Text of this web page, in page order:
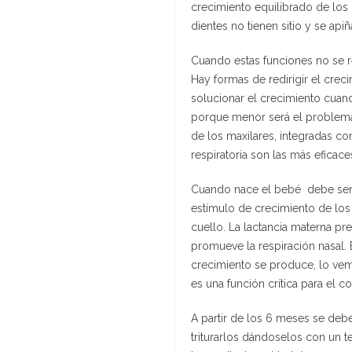
crecimiento equilibrado de los
dientes no tienen sitio y se
Cuando estas funciones no
Hay formas de redirigir el
solucionar el crecimiento
porque menor será el
de los maxilares, integradas
respiratoria son las más
Cuando nace el bebé debe
estímulo de crecimiento de
cuello. La lactancia materna
promueve la respiración
crecimiento se produce, lo
es una función crítica para el
A partir de los 6 meses se
triturarlos dándoselos con un